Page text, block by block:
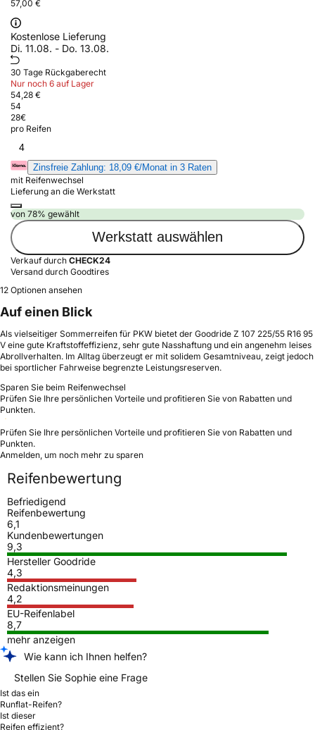
57,00 €
Kostenlose Lieferung
Di. 11.08. - Do. 13.08.
30 Tage Rückgaberecht
Nur noch 6 auf Lager
54,28 €
54
28€
pro Reifen
4
Zinsfreie Zahlung: 18,09 €/Monat in 3 Raten
mit Reifenwechsel
Lieferung an die Werkstatt
von 78% gewählt
Werkstatt auswählen
Verkauf durch CHECK24
Versand durch Goodtires
12 Optionen ansehen
Auf einen Blick
Als vielseitiger Sommerreifen für PKW bietet der Goodride Z 107 225/55 R16 95
V eine gute Kraftstoffeffizienz, sehr gute Nasshaftung und ein angenehm leises
Abrollverhalten. Im Alltag überzeugt er mit solidem Gesamtniveau, zeigt jedoch
bei sportlicher Fahrweise begrenzte Leistungsreserven.
Sparen Sie beim Reifenwechsel
Prüfen Sie Ihre persönlichen Vorteile und profitieren Sie von Rabatten und
Punkten.
Prüfen Sie Ihre persönlichen Vorteile und profitieren Sie von Rabatten und
Punkten.
Anmelden, um noch mehr zu sparen
Reifenbewertung
Befriedigend
Reifenbewertung
6,1
Kundenbewertungen
9,3
Hersteller Goodride
4,3
Redaktionsmeinungen
4,2
EU-Reifenlabel
8,7
mehr anzeigen
Wie kann ich Ihnen helfen?
Stellen Sie Sophie eine Frage
Ist das ein
Runflat-Reifen?
Ist dieser
Reifen effizient?